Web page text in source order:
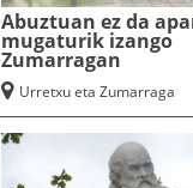
Abuztuan ez da
mugaturik izango
Zumarragan
Urretxu eta Zumarraga